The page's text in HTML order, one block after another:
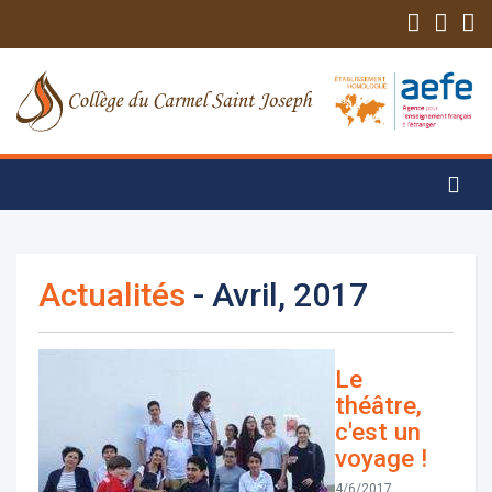
Actualités - Avril, 2017
Le
théâtre,
c'est un
voyage !
4/6/2017